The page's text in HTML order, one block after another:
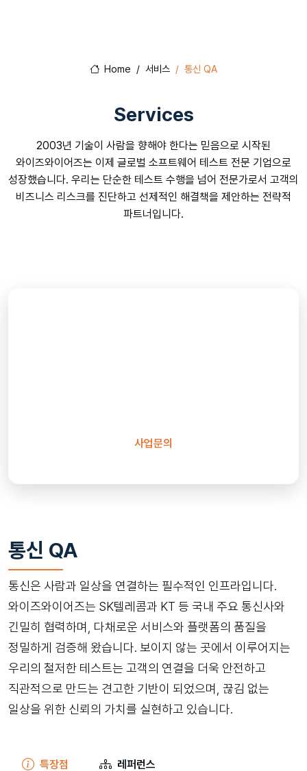
Home 서비스 통신 QA
Services
2003년 기술이 사람을 향해야 한다는 믿음으로 시작된
와이즈와이어즈는 이제 글로벌 소프트웨어 테스트 전문 기업으로
성장했습니다. 우리는 단순한 테스트 수행을 넘어 전문가로서 고객의
비즈니스 리스크를 진단하고 선제적인 해결책을 제안하는 전략적
파트너입니다.
사업문의
통신 QA
통신은 사람과 일상을 연결하는 필수적인 인프라입니다.
와이즈와이어즈는 SK텔레콤과 KT 등 국내 주요 통신사와
긴밀히 협력하며, 다채로운 서비스와 플랫폼의 품질을
정밀하게 검증해 왔습니다. 보이지 않는 곳에서 이루어지는
우리의 철저한 테스트는 고객의 연결을 더욱 안전하고
직관적으로 만드는 견고한 기반이 되었으며, 끊김 없는
일상을 위한 신뢰의 가치를 실현하고 있습니다.
특장점 레퍼런스